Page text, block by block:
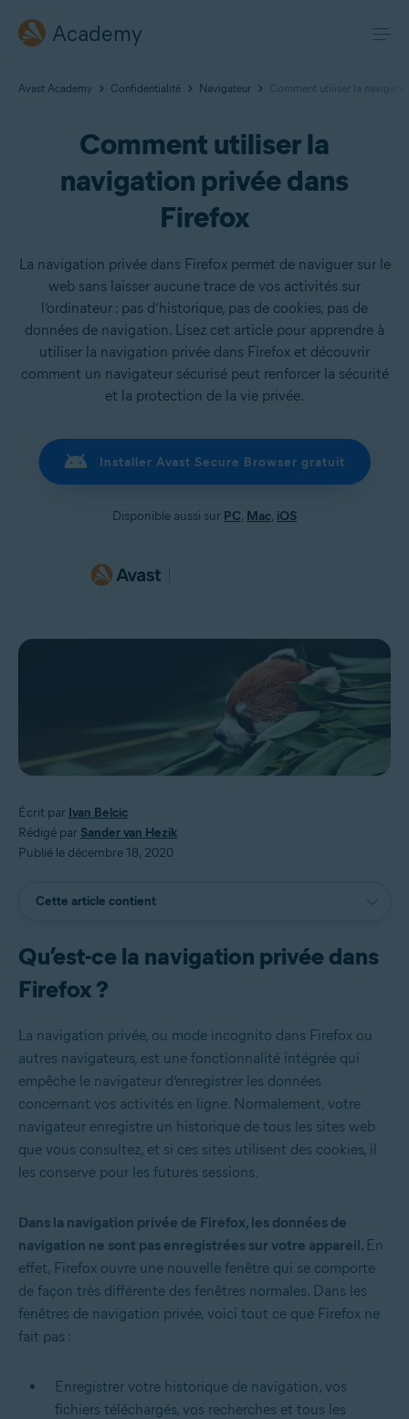
Academy
Avast Academy Confidentialité Navigateur Comment utiliser la
Comment utiliser la
navigation privée dans
Firefox
La navigation privée dans Firefox permet de naviguer sur le
web sans laisser aucune trace de vos activités sur
l’ordinateur : pas d’historique, pas de cookies, pas de
données de navigation. Lisez cet article pour apprendre à
utiliser la navigation privée dans Firefox et découvrir
comment un navigateur sécurisé peut renforcer la sécurité
et la protection de la vie privée.
Installer Avast Secure Browser gratuit
Disponible aussi sur PC, Mac, iOS
Écrit par Ivan Belcic
Rédigé par Sander van Hezik
Publié le décembre 18, 2020
Cette article contient
Qu’est-ce la navigation privée dans
Firefox ?
La navigation privée, ou mode incognito dans Firefox ou
autres navigateurs, est une fonctionnalité intégrée qui
empêche le navigateur d’enregistrer les données
concernant vos activités en ligne. Normalement, votre
navigateur enregistre un historique de tous les sites web
que vous consultez, et si ces sites utilisent des cookies, il
les conserve pour les futures sessions.
Dans la navigation privée de Firefox, les données de
navigation ne sont pas enregistrées sur votre appareil. En
effet, Firefox ouvre une nouvelle fenêtre qui se comporte
de façon très différente des fenêtres normales. Dans les
fenêtres de navigation privée, voici tout ce que Firefox ne
fait pas :
Enregistrer votre historique de navigation, vos
fichiers téléchargés, vos recherches et tous les